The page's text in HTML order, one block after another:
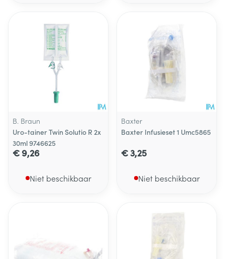
B. Braun
Uro-tainer Twin Solutio R 2x
30ml 9746625
€ 9,26
Niet beschikbaar
Baxter
Baxter Infusieset 1 Umc5865
€ 3,25
Niet beschikbaar